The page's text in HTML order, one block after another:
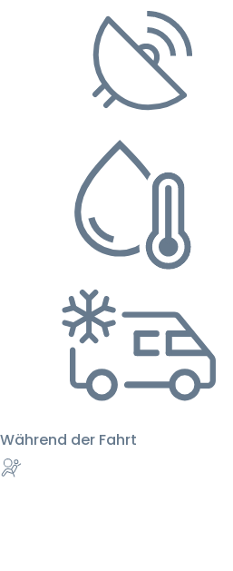
Während der Fahrt